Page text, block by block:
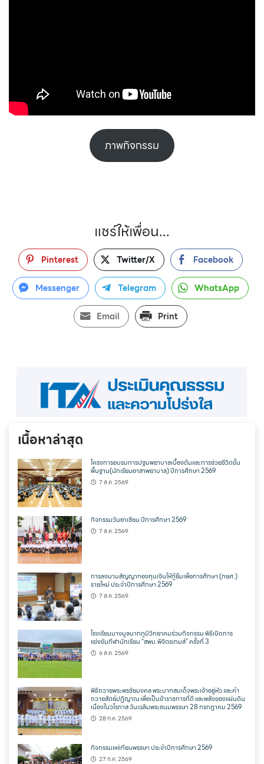
ภาพกิจกรรม
แชร์ให้เพื่อน...
Pinterest Twitter/X Facebook
Messenger Telegram WhatsApp
Email Print
เนื้อหาล่าสุด
โครงการอบรมการปฐมพยาบาลเบื้องต้นและการช่วยชีวิตขั้น
พื้นฐาน(นักเรียนอาสาพยาบาล) ปีการศึกษา 2569
7 ส.ค. 2569
กิจกรรมวันอาเซียน ปีการศึกษา 2569
7 ส.ค. 2569
การลงนามสัญญากองทุนเงินให้กู้ยืมเพื่อการศึกษา (กยศ.)
รายใหม่ ประจำปีการศึกษา 2569
7 ส.ค. 2569
โรงเรียนบางมูลนากภูมิวิทยาคมร่วมกิจกรรม พิธีเปิดการ
แข่งขันกีฬานักเรียน “สพม.พิจิตรเกมส์” ครั้งที่ 3
6 ส.ค. 2569
พิธีถวายพระพรชัยมงคล พระบาทสมเด็จพระเจ้าอยู่หัว และคำ
ถวายสัตย์ปฏิญาณ เพื่อเป็นข้าราชการที่ดี และพลังของแผ่นดิน
เนื่องในวโรกาส วันเฉลิมพระชนมพรรษา 28 กรกฎาคม 2569
28 ก.ค. 2569
กิจกรรมแห่เทียนพรรษา ประจำปีการศึกษา 2569
27 ก.ค. 2569